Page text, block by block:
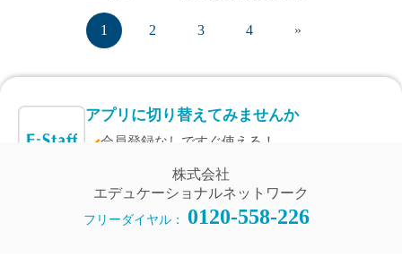
アプリに切り替えてみませんか
会員登録なしですぐ使える！
アプリ限定のコラムを配信中！
Web版で続行 アプリに切り替え
1 2 3 4 »
株式会社
エデュケーショナルネットワーク
フリーダイヤル： 0120-558-226